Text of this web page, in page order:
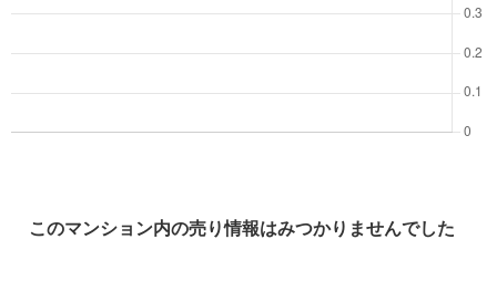
このマンション内の売り情報はみつかりませんでした